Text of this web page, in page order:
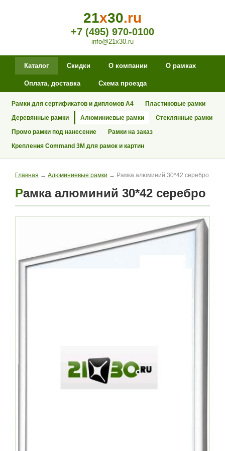
21x30.ru
+7 (495) 970-0100
info@21x30.ru
Каталог Скидки О компании О рамках
Оплата, доставка Схема проезда
Рамки для сертификатов и дипломов А4
Пластиковые рамки
Деревянные рамки
Алюминиевые рамки
Стеклянные рамки
Промо рамки под нанесение
Рамки на заказ
Крепления Command 3M для рамок и картин
Главная → Алюминиевые рамки → Рамка алюминий 30*42 серебро
Рамка алюминий 30*42 серебро